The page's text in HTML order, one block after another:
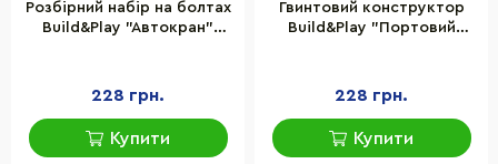
Розбірний набір на болтах
Build&Play "Автокран"
228 грн.
Купити
Гвинтовий конструктор
Build&Play "Портовий
228 грн.
Купити